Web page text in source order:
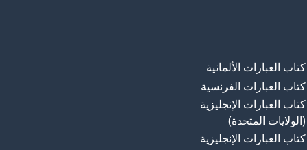
كتاب العبارات الألمانية
كتاب العبارات الفرنسية
كتاب العبارات الإنجليزية
(الولايات المتحدة)
كتاب العبارات الإنجليزية